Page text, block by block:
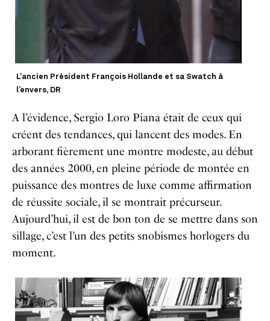
L’ancien Président François Hollande et sa Swatch à
l’envers, DR
A l’évidence, Sergio Loro Piana était de ceux qui
créent des tendances, qui lancent des modes. En
arborant fièrement une montre modeste, au début
des années 2000, en pleine période de montée en
puissance des montres de luxe comme affirmation
de réussite sociale, il se montrait précurseur.
Aujourd’hui, il est de bon ton de se mettre dans son
sillage, c’est l’un des petits snobismes horlogers du
moment.